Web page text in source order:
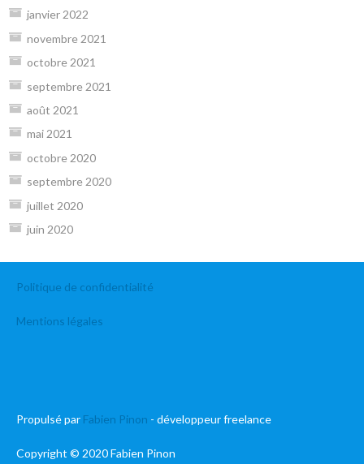
janvier 2022
novembre 2021
octobre 2021
septembre 2021
août 2021
mai 2021
octobre 2020
septembre 2020
juillet 2020
juin 2020
Politique de confidentialité
Mentions légales
Propulsé par Fabien Pinon - développeur freelance
Copyright © 2020 Fabien Pinon